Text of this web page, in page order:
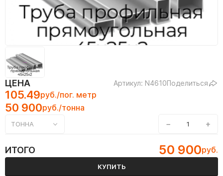
ЦЕНА Артикул: N4610Поделиться
105.49руб./пог. метр
50 900руб./тонна
ТОННА − +
ИТОГО 50 900руб.
КУПИТЬ